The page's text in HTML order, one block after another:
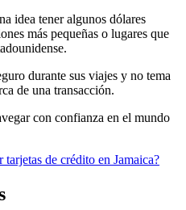
idea tener algunos dólares
más pequeñas o lugares que
durante sus viajes y no tema
de una transacción.
con confianza en el mundo
tarjetas de crédito en Jamaica?